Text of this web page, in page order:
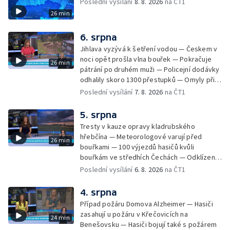
26 min
26 min
6. srpna
Jihlava vyzývá k šetření vodou — Českem v
noci opět prošla vlna bouřek — Pokračuje
pátrání po druhém muži — Policejní dodávky
odhalily skoro 1300 přestupků — Omyly při
nouzovém volání o pomoc — Hradec Králové
rekord v hromadném seskoku parašutistů —
Chovné rybníky na Českolipsku pustoší
vydry — Instalace nové sochy v Mariánských
Lázních — Sedmiletý trest za dotační
podvod s projektem Technologického parku
v Písku — Dětský tábor na Brutal Assault —
Turistická trasa Svatojánské proudy zůstává
— Cestování za pozorováním noční oblohy
Poslední vysílání 7. 8. 2026 na ČT1
26 min
5. srpna
Tresty v kauze opravy kladrubského
hřebčína — Meteorologové varují před
bouřkami — 100 výjezdů hasičů kvůli
bouřkám ve středhích Čechách — Odklízení
škod po bouřkách — Hasiči likvidovali
Václavském náměstí — Necelý kilometr řeky
Otavy u šumavského Annína je téměř bez
vody — Pátrání po dvou mužích na jezeře
Most — Tábor pro děti odsouzených — Tábor
Poslední vysílání6. 8. 2026 na ČT1
24 min
4. srpna
Případ požáru Domova Alzheimer — Hasiči
zasahují u požáru v Křečovicích na
Benešovsku — Hasiči bojují také s požárem